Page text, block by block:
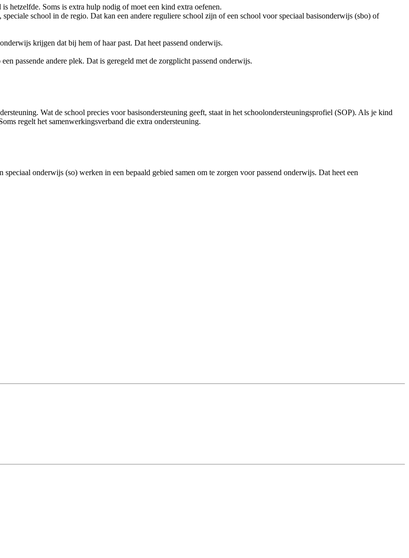
hetzelfde. Soms is extra hulp nodig of moet een kind extra oefenen.
school in de regio. Dat kan een andere reguliere school zijn of een school voor speciaal basisonderwijs (sbo) of
krijgen dat bij hem of haar past. Dat heet passend onderwijs.
passende andere plek. Dat is geregeld met de zorgplicht passend onderwijs.
Wat de school precies voor basisondersteuning geeft, staat in het schoolondersteuningsprofiel (SOP). Als je kind
regelt het samenwerkingsverband die extra ondersteuning.
onderwijs (so) werken in een bepaald gebied samen om te zorgen voor passend onderwijs. Dat heet een